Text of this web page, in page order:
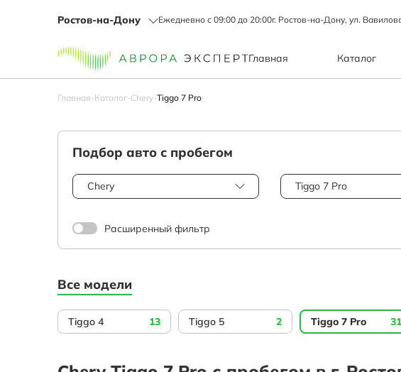
Ростов-на-Дону Ежедневно с 09:00 до 20:00г. Ростов-на-Дону, ул.
Главная Каталог
Главная-Каталог-Chery-Tiggo 7 Pro
Подбор авто с пробегом
Chery Tiggo 7 Pro
Расширенный фильтр
Все модели
Tiggo 4 13 Tiggo 5 2 Tiggo 7 Pro 31